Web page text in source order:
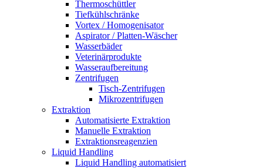
Thermoschüttler
Tiefkühlschränke
Vortex / Homogenisator
Aspirator / Platten-Wäscher
Wasserbäder
Veterinärprodukte
Wasseraufbereitung
Zentrifugen
Tisch-Zentrifugen
Mikrozentrifugen
Extraktion
Automatisierte Extraktion
Manuelle Extraktion
Extraktionsreagenzien
Liquid Handling
Liquid Handling automatisiert